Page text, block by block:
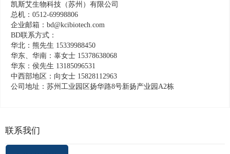
凯斯艾生物科技（苏州）有限公司
总机：0512-69998806
企业邮箱：bd@kcibiotech.com
BD联系方式：
华北：熊先生 15339988450
华东、华南：辜女士 15378638068
华东：侯先生 13185096531
中西部地区：向女士 15828112963
公司地址：苏州工业园区扬华路8号新扬产业园A2栋
联系我们